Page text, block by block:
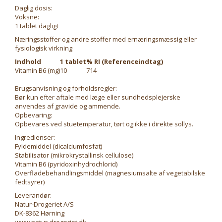
Daglig dosis:
Voksne:
1 tablet dagligt
Næringsstoffer og andre stoffer med ernæringsmæssig eller
fysiologisk virkning
Indhold
1 tablet% RI (Referenceindtag)
Vitamin B6 (mg)10
714
Brugsanvisning og forholdsregler:
Bør kun efter aftale med læge eller sundhedsplejerske
anvendes af gravide og ammende.
Opbevaring:
Opbevares ved stuetemperatur, tørt og ikke i direkte sollys.
Ingredienser:
Fyldemiddel (dicalciumfosfat)
Stabilisator (mikrokrystallinsk cellulose)
Vitamin B6 (pyridoxinhydrochlorid)
Overfladebehandlingsmiddel (magnesiumsalte af vegetabilske
fedtsyrer)
Leverandør:
Natur-Drogeriet A/S
DK-8362 Hørning